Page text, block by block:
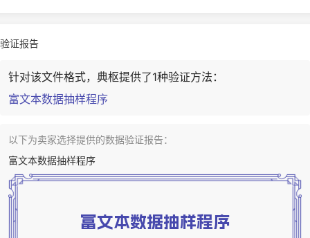
验证报告
针对该文件格式，典枢提供了1种验证方法：
富文本数据抽样程序
以下为卖家选择提供的数据验证报告：
富文本数据抽样程序
富文本数据抽样程序